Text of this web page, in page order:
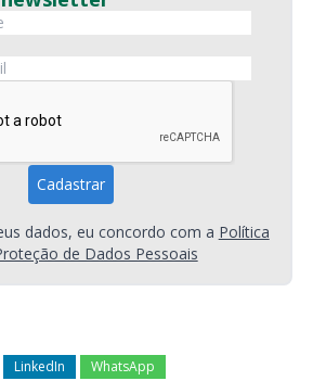
dados, eu concordo com a Política
de Dados Pessoais
LinkedIn WhatsApp